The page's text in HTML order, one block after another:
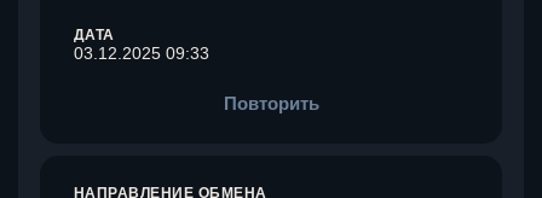
ДАТА
03.12.2025 09:33
Повторить
НАПРАВЛЕНИЕ ОБМЕНА